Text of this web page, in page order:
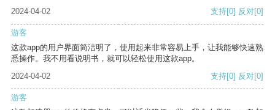
2024-04-02 支持[0] 反对[0]
游客
这款app的用户界面简洁明了，使用起来非常容易上手，让我能够快速熟
悉操作。我不用看说明书，就可以轻松使用这款app。
2024-04-02
支持[0] 反对[0]
游客